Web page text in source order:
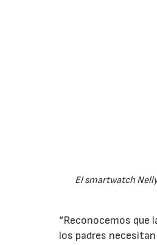
El smartwatch
“Reconocemos
los padres